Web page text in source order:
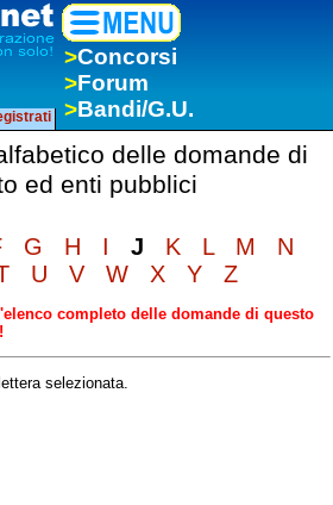
>Concorsi
>Forum
>Bandi/G.U.
delle domande di
ed enti pubblici
G H I J K L M
N
U V W X Y Z
completo delle domande di questo
selezionata.